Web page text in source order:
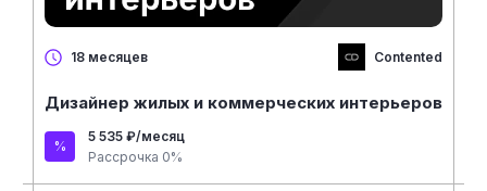
18 месяцев Contented
Дизайнер жилых и коммерческих интерьеров
5 535 ₽/месяц
Рассрочка 0%